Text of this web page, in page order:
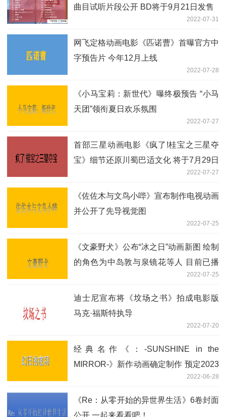
曲目试听片段公开 BD将于9月21日发售
2022-07-31
网飞定格动画电影《匹诺曹》首曝官方中
字预告片 今年12月上线
2022-07-28
《小马宝莉：新世代》曝终极预告 “小马
天团”领衔夏日欢乐氛围
2022-07-27
首部三星动画电影《疯了!桂宝之三星夺
宝》细节还原川蜀巴适文化 将于7月29日
2022-07-27
《佐佐木与文鸟小哔》宣布制作电视动画
并公开了先导视觉图
2022-07-25
《文豪野犬》公布“冰之日”动画新图 绘制
的角色为中岛敦与泉镜花等人 目前已播
2022-07-25
迪士尼宣布将《坟场之书》拍成电影版
马克·福斯特执导
2022-07-20
经典名作《：-SUNSHINE in the
MIRROR-》新作动画确定制作 预定2023
2022-06-28
《Re：从零开始的异世界生活》6卷封面
公开 一起来看看吧！